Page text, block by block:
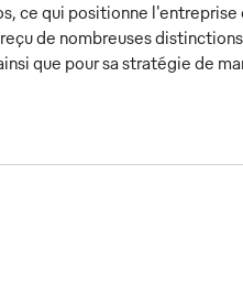
ce qui positionne
de nombreuses
que pour sa stratégie de